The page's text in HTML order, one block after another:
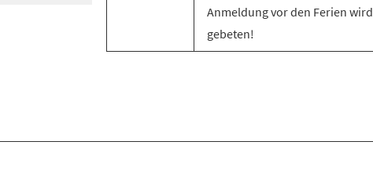
Anmeldung vor den Ferien wird
gebeten!